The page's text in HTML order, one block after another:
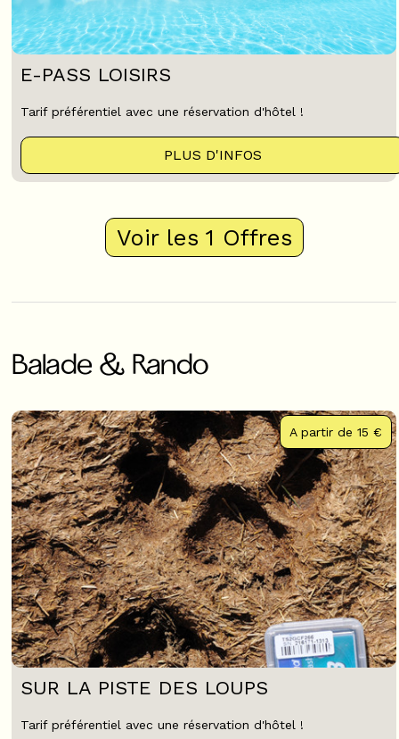
E-PASS LOISIRS
Tarif préférentiel avec une réservation d'hôtel !
PLUS D'INFOS
Voir les 1 Offres
Balade & Rando
SUR LA PISTE DES LOUPS
A partir de 15 €
Tarif préférentiel avec une réservation d'hôtel !